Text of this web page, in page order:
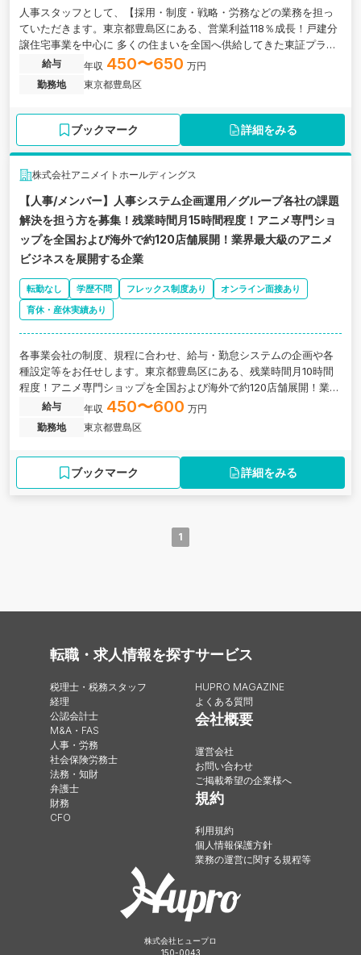
人事スタッフとして、【採用・制度・戦略・労務などの業務を担っ
ていただきます。東京都豊島区にある、営業利益118％成長！戸建分
譲住宅事業を中心に 多くの住まいを全国へ供給してきた東証プライ
ム上場のグループ会社の求人です。
給与 年収 450〜650 万円
勤務地
東京都豊島区
ブックマーク 詳細をみる
株式会社アニメイトホールディングス
【人事/メンバー】人事システム企画運用／グループ各社の課題
解決を担う方を募集！残業時間月15時間程度！アニメ専門ショ
ップを全国および海外で約120店舗展開！業界最大級のアニメ
ビジネスを展開する企業
転勤なし 学歴不問 フレックス制度あり
オンライン面接あり
育休・産休実績あり
各事業会社の制度、規程に合わせ、給与・勤怠システムの企画や各
種設定等をお任せします。東京都豊島区にある、残業時間月10時間
程度！アニメ専門ショップを全国および海外で約120店舗展開！業界
最大級のアニメビジネスを展開する企業の求人です。
給与 年収 450〜600 万円
勤務地
東京都豊島区
ブックマーク 詳細をみる
1
転職・求人情報を探す
税理士・税務スタッフ
経理
公認会計士
M&A・FAS
人事・労務
社会保険労務士
法務・知財
弁護士
財務
CFO
サービス
HUPRO MAGAZINE
よくある質問
会社概要
運営会社
お問い合わせ
ご掲載希望の企業様へ
規約
利用規約
個人情報保護方針
業務の運営に関する規程等
株式会社ヒュープロ
150-0043